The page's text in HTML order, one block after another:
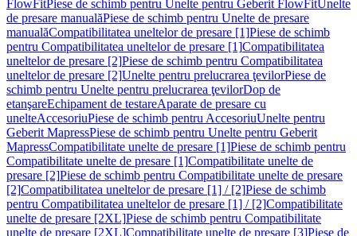
FlowFitPiese de schimb pentru Unelte pentru Geberit FlowFitUnelte
de presare manualăPiese de schimb pentru Unelte de presare
manualăCompatibilitatea uneltelor de presare [1]Piese de schimb
pentru Compatibilitatea uneltelor de presare [1]Compatibilitatea
uneltelor de presare [2]Piese de schimb pentru Compatibilitatea
uneltelor de presare [2]Unelte pentru prelucrarea ţevilorPiese de
schimb pentru Unelte pentru prelucrarea ţevilorDop de
etanşareEchipament de testareAparate de presare cu
unelteAccesoriuPiese de schimb pentru AccesoriuUnelte pentru
Geberit MapressPiese de schimb pentru Unelte pentru Geberit
MapressCompatibilitate unelte de presare [1]Piese de schimb pentru
Compatibilitate unelte de presare [1]Compatibilitate unelte de
presare [2]Piese de schimb pentru Compatibilitate unelte de presare
[2]Compatibilitatea uneltelor de presare [1] / [2]Piese de schimb
pentru Compatibilitatea uneltelor de presare [1] / [2]Compatibilitate
unelte de presare [2XL]Piese de schimb pentru Compatibilitate
unelte de presare [2XL]Compatibilitate unelte de presare [3]Piese de